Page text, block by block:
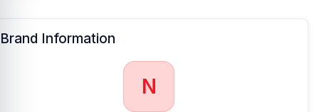
Brand Information
N